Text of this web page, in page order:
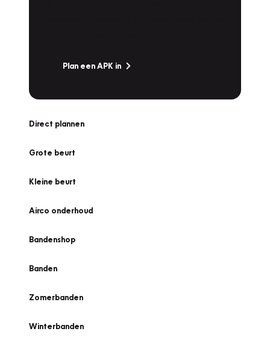
Plan een APK in
Direct plannen
Grote beurt
Kleine beurt
Airco onderhoud
Bandenshop
Banden
Zomerbanden
Winterbanden